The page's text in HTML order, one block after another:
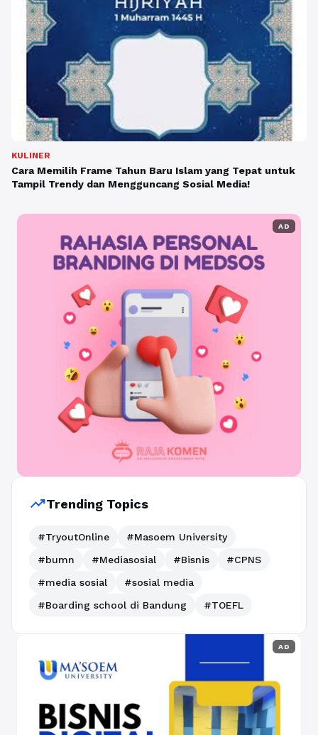
KULINER
Cara Memilih Frame Tahun Baru Islam yang Tepat untuk
Tampil Trendy dan Mengguncang Sosial Media!
AD
trending_upTrending Topics
#TryoutOnline
#Masoem University
#bumn
#Mediasosial #Bisnis
#CPNS
#media sosial
#sosial media
#Boarding school di Bandung
#TOEFL
AD